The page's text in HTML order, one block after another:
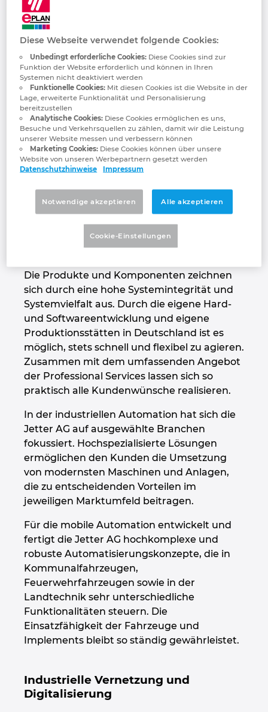
Jetter AG
We automate your success.
höchste Ansprüche an
Automatisierungslösungen, die in
unterschiedlichsten Branchen der
industriellen und mobilen Automation zum
Einsatz kommen.
Die Produkte und Komponenten zeichnen
sich durch eine hohe Systemintegrität und
Systemvielfalt aus. Durch die eigene Hard-
und Softwareentwicklung und eigene
Produktionsstätten in Deutschland ist es
möglich, stets schnell und flexibel zu agieren.
Zusammen mit dem umfassenden Angebot
der Professional Services lassen sich so
praktisch alle Kundenwünsche realisieren.
In der industriellen Automation hat sich die
Jetter AG auf ausgewählte Branchen
fokussiert. Hochspezialisierte Lösungen
ermöglichen den Kunden die Umsetzung
von modernsten Maschinen und Anlagen,
die zu entscheidenden Vorteilen im
jeweiligen Marktumfeld beitragen.
Für die mobile Automation entwickelt und
fertigt die Jetter AG hochkomplexe und
robuste Automatisierungskonzepte, die in
Kommunalfahrzeugen,
Feuerwehrfahrzeugen sowie in der
Landtechnik sehr unterschiedliche
Funktionalitäten steuern. Die
Einsatzfähigkeit der Fahrzeuge und
Implements bleibt so ständig gewährleistet.
Industrielle Vernetzung und
Digitalisierung
Gebäudetechnik
Anwenderberichte
Konfiguration
PDM / PLM Integration
EPLAN Data Portal
EPLAN Education for Classrooms
EPLAN Education für Studierende
Kontakt
Trust Center
Bulgarien
Chile
China
China Taiwan
Dänemark
Deutschland
Finnland
Großbritannien
Indien
Indonesien
Irland
Italien
Kanada
Kolumbien
Kroatien
Litauen
Luxemburg
Malaysia
Mexiko
Diese Webseite verwendet folgende Cookies:
Unbedingt erforderliche Cookies:Diese Cookies sind zur
Funktion der Website erforderlich und können in Ihren
Systemen nicht deaktiviert werden
Funktionelle Cookies:Mit diesen Cookies ist die Website in der
Lage, erweiterte Funktionalität und Personalisierung
bereitzustellen
Analytische Cookies:Diese Cookies ermöglichen es uns,
Besuche und Verkehrsquellen zu zählen, damit wir die Leistung
unserer Website messen und verbessern können
Marketing Cookies:Diese Cookies können über unsere
Website von unseren Werbepartnern gesetzt werden
Datenschutzhinweise
Impressum
Notwendige akzeptieren Alle akzeptieren
Cookie-Einstellungen